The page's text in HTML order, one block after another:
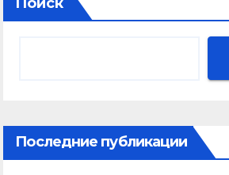
Последние публикации